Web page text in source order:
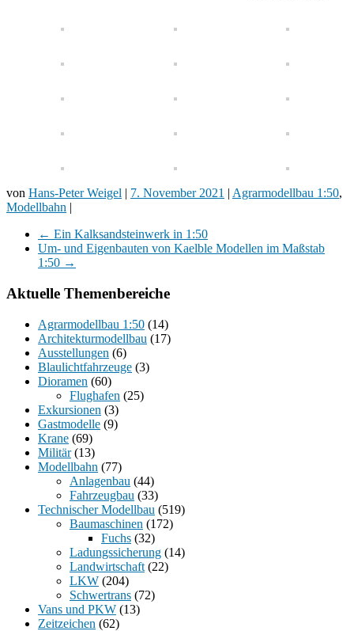
von Hans-Peter Weigel | 7. November 2021 | Agrarmodellbau 1:50,
Modellbahn |
← Ein Kalksandsteinwerk in 1:50
Um- und Eigenbauten von Kaelble Modellen im Maßstab
1:50 →
Aktuelle Themenbereiche
Agrarmodellbau 1:50 (14)
Architekturmodellbau (17)
Ausstellungen (6)
Blaulichtfahrzeuge (3)
Dioramen (60)
Flughafen (25)
Exkursionen (3)
Gastmodelle (9)
Krane (69)
Militär(13)
Modellbahn (77)
Anlagenbau (44)
Fahrzeugbau (33)
Technischer Modellbau (519)
Baumaschinen (172)
Fuchs (32)
Ladungssicherung (14)
Landwirtschaft (22)
LKW (204)
Schwertrans (72)
Vans und PKW (13)
Zeitzeichen (62)